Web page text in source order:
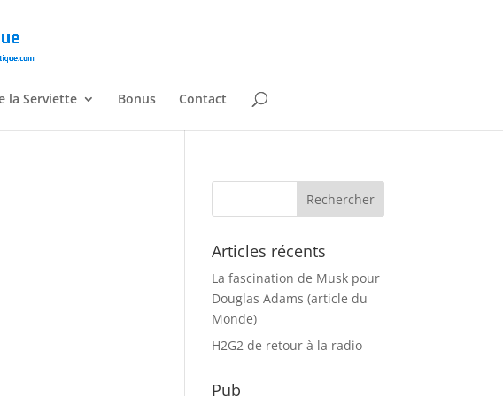
la Serviette Bonus Contact
Articles récents
La fascination de Musk pour
Douglas Adams (article du
Monde)
H2G2 de retour à la radio
Pub